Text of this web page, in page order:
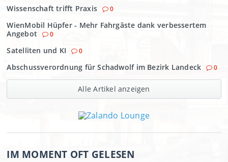
Wissenschaft trifft Praxis 0
WienMobil Hüpfer - Mehr Fahrgäste dank verbessertem
Angebot
0
Satelliten und KI 0
Abschussverordnung für Schadwolf im Bezirk Landeck 0
Alle Artikel anzeigen
IM MOMENT OFT GELESEN